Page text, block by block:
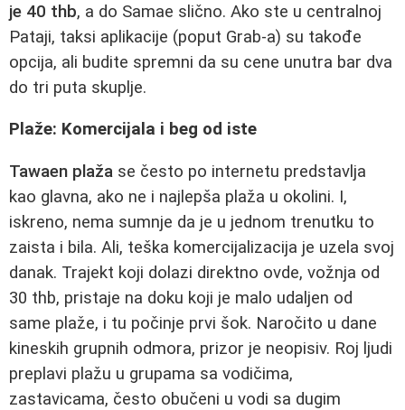
je 40 thb, a do Samae slično. Ako ste u centralnoj
Pataji, taksi aplikacije (poput Grab-a) su takođe
opcija, ali budite spremni da su cene unutra bar dva
do tri puta skuplje.
Plaže: Komercijala i beg od iste
Tawaen plaža se često po internetu predstavlja
kao glavna, ako ne i najlepša plaža u okolini. I,
iskreno, nema sumnje da je u jednom trenutku to
zaista i bila. Ali, teška komercijalizacija je uzela svoj
danak. Trajekt koji dolazi direktno ovde, vožnja od
30 thb, pristaje na doku koji je malo udaljen od
same plaže, i tu počinje prvi šok. Naročito u dane
kineskih grupnih odmora, prizor je neopisiv. Roj ljudi
preplavi plažu u grupama sa vodičima,
zastavicama, često obučeni u vodi sa dugim